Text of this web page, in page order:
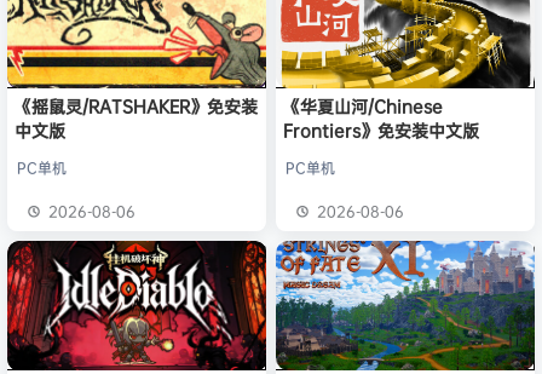
《摇鼠灵/RATSHAKER》免安装
中文版
PC单机
2026-08-06
《华夏山河/Chinese
Frontiers》免安装中文版
PC单机
2026-08-06